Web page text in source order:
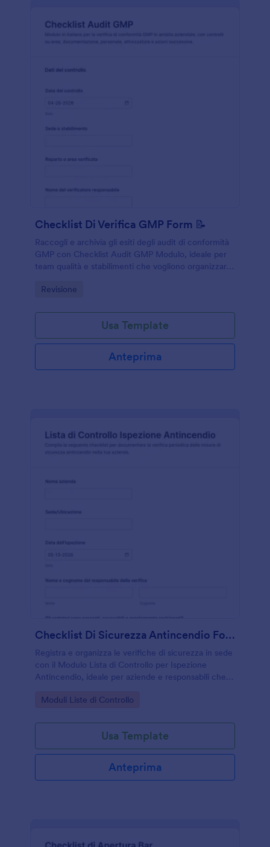
Checklist Di Verifica GMP Form 📝
Raccogli e archivia gli esiti degli audit di conformità
GMP con Checklist Audit GMP Modulo, ideale per
team qualità e stabilimenti che vogliono organizzare
Go to Category:
Revisione
Usa Template
Anteprima
Checklist Di Sicurezza Antincendio Form
Registra e organizza le verifiche di sicurezza in sede
con il Modulo Lista di Controllo per Ispezione
Antincendio, ideale per aziende e responsabili che
Go to Category:
Moduli Liste di Controllo
Usa Template
Anteprima